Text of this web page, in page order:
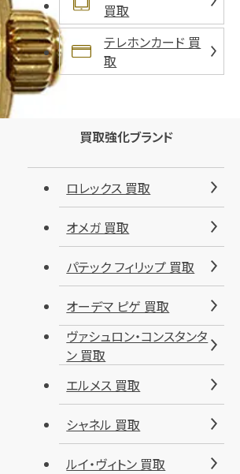
買取
テレホンカード 買
取
買取強化ブランド
ロレックス 買取
オメガ 買取
パテック フィリップ 買取
オーデマ ピゲ 買取
ヴァシュロン・コンスタンタ
ン 買取
エルメス 買取
シャネル 買取
ルイ・ヴィトン 買取